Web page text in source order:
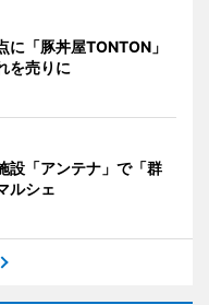
に「豚丼屋TONTON」
を売りに
設「アンテナ」で「群
ルシェ